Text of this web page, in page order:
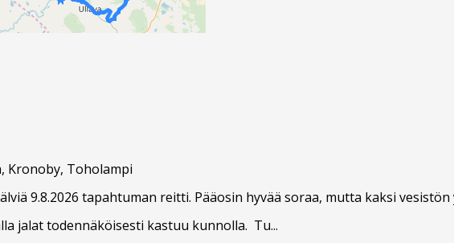
Kronoby, Toholampi
9.8.2026 tapahtuman reitti. Pääosin hyvää soraa, mutta kaksi
jalat todennäköisesti kastuu kunnolla. Tu...